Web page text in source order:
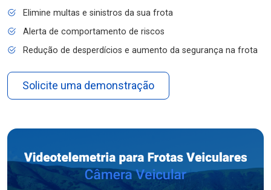
Elimine multas e sinistros da sua frota
Alerta de comportamento de riscos
Redução de desperdícios e aumento da segurança na frota
Solicite uma demonstração